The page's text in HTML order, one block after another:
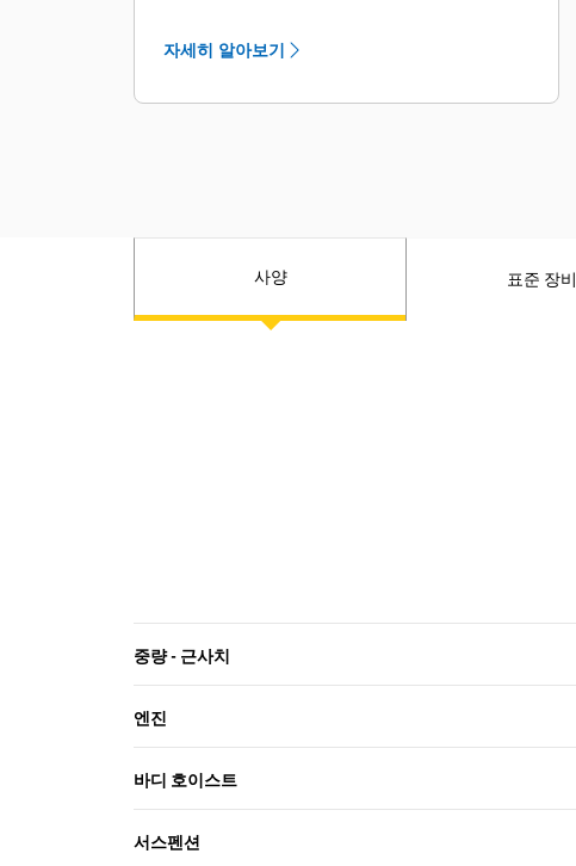
작업에서 볼 수 있는 평지 운반과 같이
는 2647kW(3,550hp)의 설정을 제공합
자세히 알아보기
사양 표준 장비
중량 - 근사치
엔진
바디 호이스트
서스펜션